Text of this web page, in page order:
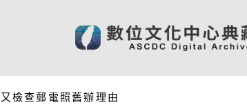
檢查郵電照舊辦理由